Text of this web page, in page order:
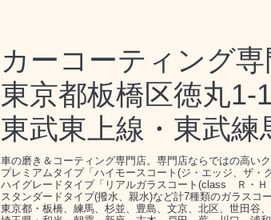
カーコーティング
東京都板橋区徳丸1-
東武東上線・東武
車の磨き＆コーティング専門店。専門店ならではの高い
プレミアムタイプ「ハイモースコート(ジ・エッジ、ザ・
ハイグレードタイプ「リアルガラスコート(class Ｒ・Ｈ
スタンダードタイプ(撥水、親水)など計7種類のガラスコ
東京都・板橋、練馬、杉並、豊島、文京、北区、世田谷